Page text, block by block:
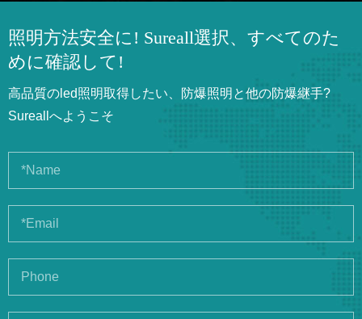
照明方法安全に! Sureall選択、すべてのた
めに確認して!
高品質のled照明取得したい、防爆照明と他の防爆継手?
Sureallへようこそ